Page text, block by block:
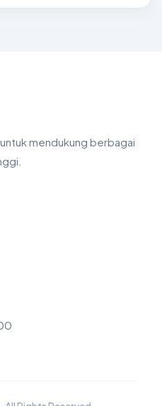
mendukung berbagai